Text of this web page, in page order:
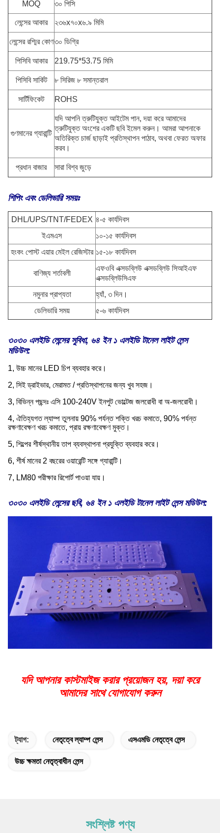
MOQ ৩০ পিসি
লেন্সের আকার ২৩৬x৭০x৬.৯ মিমি
লেন্সের রশ্মির কোণ৩০ ডিগ্রি
পিসিবি আকার 219.75*53.75 মিমি
পিসিবি সার্কিট ৮ সিরিজ ৮ সমান্তরাল
সার্টিফিকেট ROHS
গুণমানের গ্যারান্টি
যদি আপনি ত্রুটিযুক্ত আইটেম পান, দয়া করে আমাদের
ত্রুটিযুক্ত অংশের একটি ছবি ইমেল করুন। আমরা আপনাকে
অতিরিক্ত চার্জ ছাড়াই প্রতিস্থাপন পাঠাব, অথবা ফেরত অফার
করব।
প্রধান বাজার সারা বিশ্ব জুড়ে
শিপিং এবং ডেলিভারি সময়ঃ
DHL/UPS/TNT/FEDEX ৪-৫ কার্যদিবস
ইএমএস
১০-১৫ কার্যদিবস
হংকং পোস্ট এয়ার মেইল রেজিস্টার ১৫-১৮ কার্যদিবস
বাণিজ্য শর্তাবলী
এফওবি এক্সডব্লিউ এক্সডব্লিউ সিআইএফ
এক্সডব্লিউসিএফ
নমুনার প্রাপ্যতা
হ্যাঁ, ৩ দিন।
ডেলিভারি সময়
৫-৬ কার্যদিবস
৩০৩০ এলইডি লেন্সের সুবিধা, ৬৪ ইন ১ এলইডি টানেল লাইট লেন্স
মডিউল:
1, উচ্চ মানের LED চিপ ব্যবহার করে।
2, সিই ড্রাইভার, মেরামত / প্রতিস্থাপনের জন্য খুব সহজ।
3, বিভিন্ন পছন্দঃ এসি 100-240V ইনপুট ভোল্টেজ জলরোধী বা অ-জলরোধী।
4, ঐতিহ্যগত ল্যাম্প তুলনায় 90% পর্যন্ত শক্তি খরচ কমাতে, 90% পর্যন্ত
রক্ষণাবেক্ষণ খরচ কমাতে, প্রায় রক্ষণাবেক্ষণ মুক্ত।
5, শিল্পের শীর্ষস্থানীয় তাপ ব্যবস্থাপনা প্রযুক্তি ব্যবহার করে।
6, শীর্ষ মানের 2 বছরের ওয়ারেন্টি সঙ্গে গ্যারান্টি।
7, LM80 পরীক্ষার রিপোর্ট পাওয়া যায়।
৩০৩০ এলইডি লেন্সের ছবি, ৬৪ ইন ১ এলইডি টানেল লাইট লেন্স মডিউল:
যদি আপনার কাস্টমাইজ করার প্রয়োজন হয়, দয়া করে
আমাদের সাথে যোগাযোগ করুন
ট্যাগ: নেতৃত্বে ল্যাম্প লেন্স এসএমডি নেতৃত্বে লেন্স
উচ্চ ক্ষমতা নেতৃত্বাধীন লেন্স
সংশ্লিষ্ট পণ্য